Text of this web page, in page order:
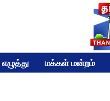
மக்கள் மன்றம்